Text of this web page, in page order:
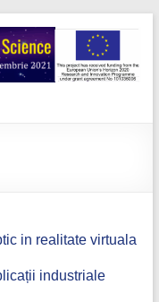
in realitate virtuala
industriale